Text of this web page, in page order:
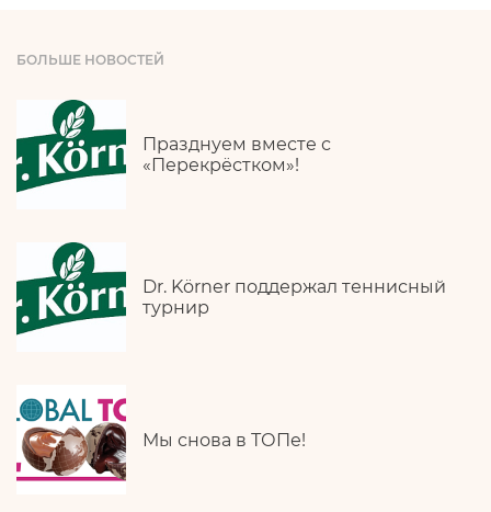
БОЛЬШЕ НОВОСТЕЙ
Празднуем вместе с
«Перекрёстком»!
Dr. Körner поддержал теннисный
турнир
Мы снова в ТОПе!